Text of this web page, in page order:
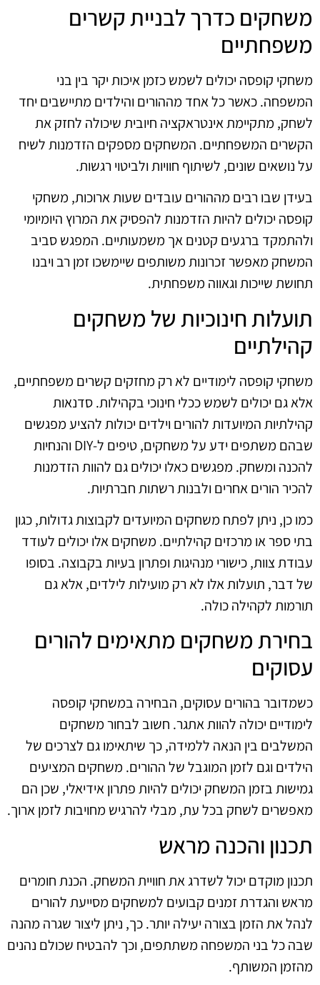
משחקים כדרך לבניית קשרים
משפחתיים
משחקי קופסה יכולים לשמש כזמן איכות יקר בין בני
המשפחה. כאשר כל אחד מההורים והילדים מתיישבים יחד
לשחק, מתקיימת אינטראקציה חיובית שיכולה לחזק את
הקשרים המשפחתיים. המשחקים מספקים הזדמנות לשיח
על נושאים שונים, לשיתוף חוויות ולביטוי רגשות.
בעידן שבו רבים מההורים עובדים שעות ארוכות, משחקי
קופסה יכולים להיות הזדמנות להפסיק את המרוץ היומיומי
ולהתמקד ברגעים קטנים אך משמעותיים. המפגש סביב
המשחק מאפשר זכרונות משותפים שיימשכו זמן רב ויבנו
תחושת שייכות וגאווה משפחתית.
תועלות חינוכיות של משחקים
קהילתיים
משחקי קופסה לימודיים לא רק מחזקים קשרים משפחתיים,
אלא גם יכולים לשמש ככלי חינוכי בקהילות. סדנאות
קהילתיות המיועדות להורים וילדים יכולות להציע מפגשים
שבהם משתפים ידע על משחקים, טיפים ל-DIY והנחיות
להכנה ומשחק. מפגשים כאלו יכולים גם להוות הזדמנות
להכיר הורים אחרים ולבנות רשתות חברתיות.
כמו כן, ניתן לפתח משחקים המיועדים לקבוצות גדולות, כגון
בתי ספר או מרכזים קהילתיים. משחקים אלו יכולים לעודד
עבודת צוות, כישורי מנהיגות ופתרון בעיות בקבוצה. בסופו
של דבר, תועלות אלו לא רק מועילות לילדים, אלא גם
תורמות לקהילה כולה.
בחירת משחקים מתאימים להורים
עסוקים
כשמדובר בהורים עסוקים, הבחירה במשחקי קופסה
לימודיים יכולה להוות אתגר. חשוב לבחור משחקים
המשלבים בין הנאה ללמידה, כך שיתאימו גם לצרכים של
הילדים וגם לזמן המוגבל של ההורים. משחקים המציעים
גמישות בזמן המשחק יכולים להיות פתרון אידיאלי, שכן הם
מאפשרים לשחק בכל עת, מבלי להרגיש מחויבות לזמן ארוך.
תכנון והכנה מראש
תכנון מוקדם יכול לשדרג את חוויית המשחק. הכנת חומרים
מראש והגדרת זמנים קבועים למשחקים מסייעת להורים
לנהל את הזמן בצורה יעילה יותר. כך, ניתן ליצור שגרה מהנה
שבה כל בני המשפחה משתתפים, וכך להבטיח שכולם נהנים
מהזמן המשותף.